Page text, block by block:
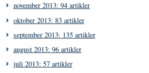
november 2013: 94 artikler
oktober 2013: 83 artikler
september 2013: 135 artikler
august 2013: 96 artikler
juli 2013: 57 artikler